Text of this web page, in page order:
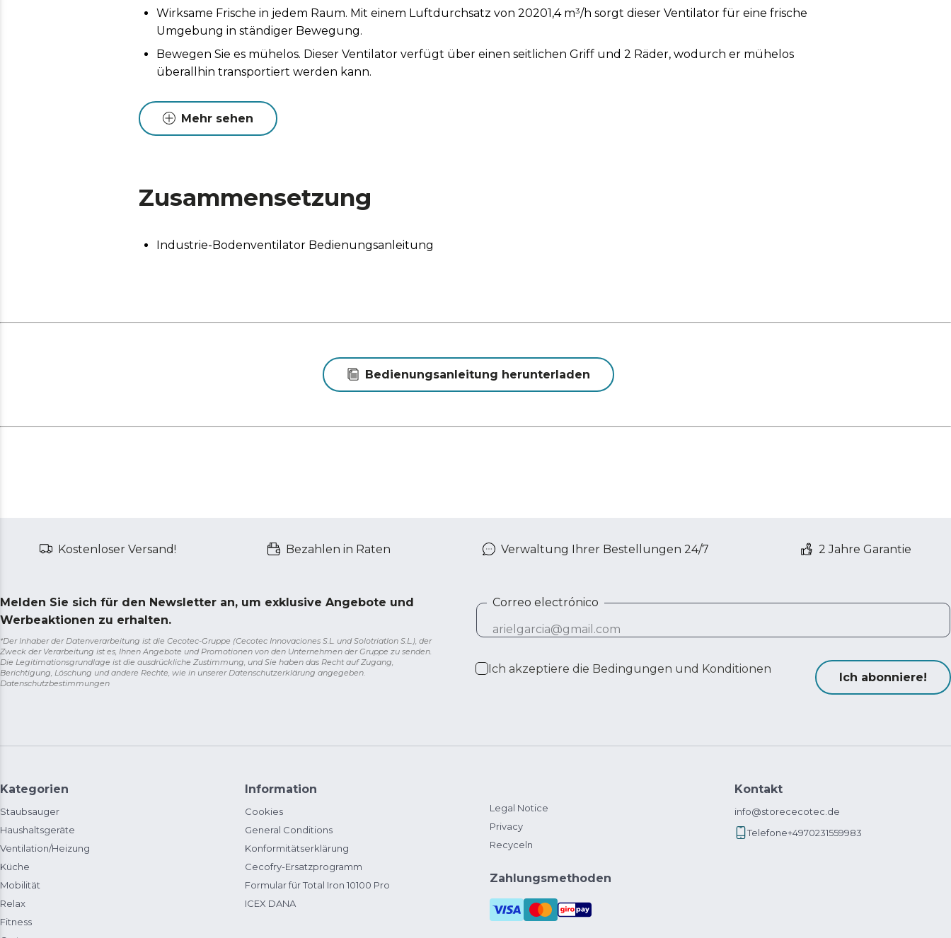
Wirksame Frische in jedem Raum. Mit einem Luftdurchsatz von 20201,4 m³/h sorgt dieser Ventilator für eine frische
Umgebung in ständiger Bewegung.
Bewegen Sie es mühelos. Dieser Ventilator verfügt über einen seitlichen Griff und 2 Räder, wodurch er mühelos
überallhin transportiert werden kann.
den Flügeln.
Mehr sehen
Zusammensetzung
Industrie-Bodenventilator Bedienungsanleitung
Bedienungsanleitung herunterladen
Kostenloser Versand! Bezahlen in Raten Verwaltung Ihrer Bestellungen 24/7 2 Jahre Garantie
Melden Sie sich für den Newsletter an, um exklusive Angebote und
Werbeaktionen zu erhalten.
*Der Inhaber der Datenverarbeitung ist die Cecotec-Gruppe (Cecotec Innovaciones S.L. und Solotriatlon S.L.), der
Zweck der Verarbeitung ist es, Ihnen Angebote und Promotionen von den Unternehmen der Gruppe zu senden.
Die Legitimationsgrundlage ist die ausdrückliche Zustimmung, und Sie haben das Recht auf Zugang,
Berichtigung, Löschung und andere Rechte, wie in unserer Datenschutzerklärung angegeben.
Datenschutzbestimmungen
Correo electrónico
Ich akzeptiere die Bedingungen und Konditionen
Ich abonniere!
Kategorien
Staubsauger
Haushaltsgeräte
Ventilation/Heizung
Küche
Mobilität
Relax
Fitness
Information
Cookies
General Conditions
Konformitätserklärung
Cecofry-Ersatzprogramm
Formular für Total Iron 10100 Pro
ICEX DANA
Legal Notice
Privacy
Recyceln
Zahlungsmethoden
Kontakt
info@storececotec.de
Telefone+4970231559983